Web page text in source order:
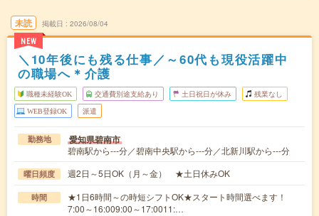
未読
NEW
掲載日 2026/08/04
＼10年後にも残る仕事／～60代も現役活躍中
の職場へ＊介護
職種未経験OK 交通費別途支給あり 土日祝日が休み 残業なし
WEB登録OK 派遣
勤務地 愛知県碧南市
碧南駅から---分／碧南中央駅から---分／北新川駅から---分
曜日頻度 週2日～5日OK（月～金） ★土日休みOK
時間
★1日6時間～の時短シフトOK★スタート時間選べます！
7:00～16:009:00～17:0011:…